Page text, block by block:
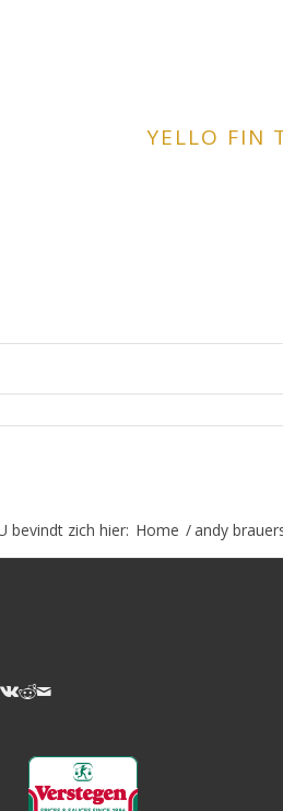
YELLO FIN
bevindt zich hier: Home /andy